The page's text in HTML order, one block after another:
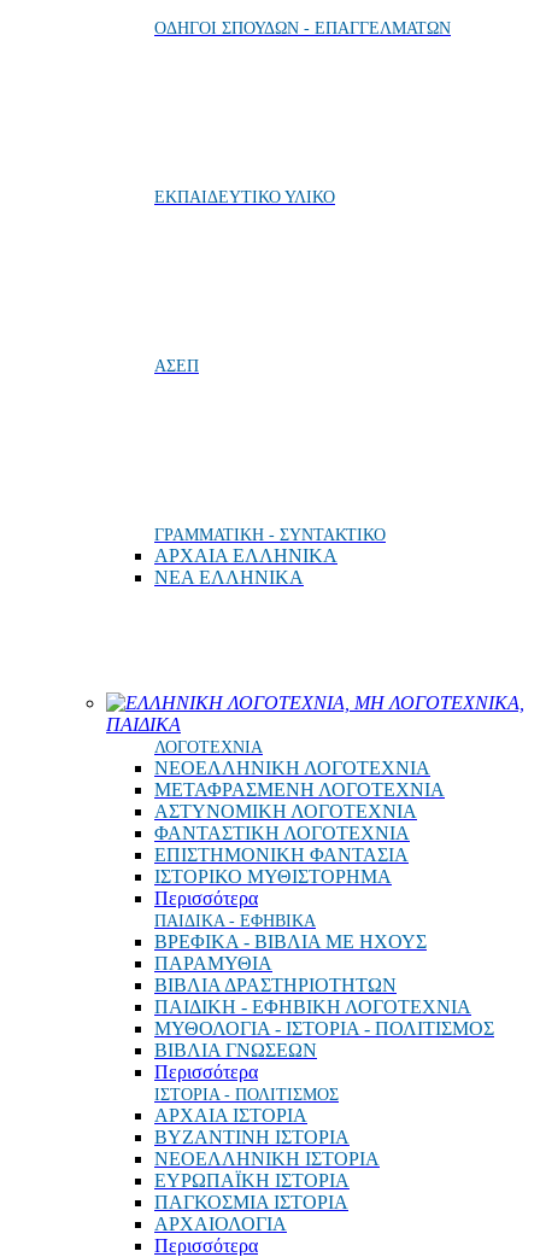
ΟΔΗΓΟΙ ΣΠΟΥΔΩΝ - ΕΠΑΓΓΕΛΜΑΤΩΝ
ΕΚΠΑΙΔΕΥΤΙΚΟ ΥΛΙΚΟ
ΑΣΕΠ
ΓΡΑΜΜΑΤΙΚΗ - ΣΥΝΤΑΚΤΙΚΟ
ΑΡΧΑΙΑ ΕΛΛΗΝΙΚΑ
ΝΕΑ ΕΛΛΗΝΙΚΑ
ΕΛΛΗΝΙΚΗ ΛΟΓΟΤΕΧΝΙΑ, ΜΗ ΛΟΓΟΤΕΧΝΙΚΑ,
ΠΑΙΔΙΚΑ
ΛΟΓΟΤΕΧΝΙΑ
ΝΕΟΕΛΛΗΝΙΚΗ ΛΟΓΟΤΕΧΝΙΑ
ΜΕΤΑΦΡΑΣΜΕΝΗ ΛΟΓΟΤΕΧΝΙΑ
ΑΣΤΥΝΟΜΙΚΗ ΛΟΓΟΤΕΧΝΙΑ
ΦΑΝΤΑΣΤΙΚΗ ΛΟΓΟΤΕΧΝΙΑ
ΕΠΙΣΤΗΜΟΝΙΚΗ ΦΑΝΤΑΣΙΑ
ΙΣΤΟΡΙΚΟ ΜΥΘΙΣΤΟΡΗΜΑ
Περισσότερα
ΠΑΙΔΙΚΑ - ΕΦΗΒΙΚΑ
ΒΡΕΦΙΚΑ - ΒΙΒΛΙΑ ΜΕ ΗΧΟΥΣ
ΠΑΡΑΜΥΘΙΑ
ΒΙΒΛΙΑ ΔΡΑΣΤΗΡΙΟΤΗΤΩΝ
ΠΑΙΔΙΚΗ - ΕΦΗΒΙΚΗ ΛΟΓΟΤΕΧΝΙΑ
ΜΥΘΟΛΟΓΙΑ - ΙΣΤΟΡΙΑ - ΠΟΛΙΤΙΣΜΟΣ
ΒΙΒΛΙΑ ΓΝΩΣΕΩΝ
Περισσότερα
ΙΣΤΟΡΙΑ - ΠΟΛΙΤΙΣΜΟΣ
ΑΡΧΑΙΑ ΙΣΤΟΡΙΑ
ΒΥΖΑΝΤΙΝΗ ΙΣΤΟΡΙΑ
ΝΕΟΕΛΛΗΝΙΚΗ ΙΣΤΟΡΙΑ
ΕΥΡΩΠΑΪΚΗ ΙΣΤΟΡΙΑ
ΠΑΓΚΟΣΜΙΑ ΙΣΤΟΡΙΑ
ΑΡΧΑΙΟΛΟΓΙΑ
Περισσότερα